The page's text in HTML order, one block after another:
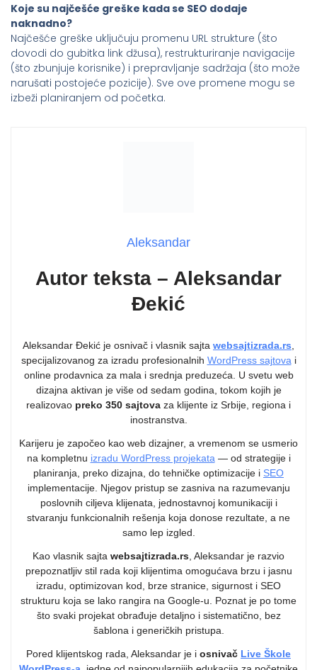
Koje su najčešće greške kada se SEO dodaje
naknadno?
Najčešće greške uključuju promenu URL strukture (što
dovodi do gubitka link džusa), restrukturiranje navigacije
(što zbunjuje korisnike) i prepravljanje sadržaja (što može
narušati postojeće pozicije). Sve ove promene mogu se
izbeži planiranjem od početka.
Autor teksta – Aleksandar
Đekić
online prodavnica za mala i srednja preduzeća. U svetu web
dizajna aktivan je više od sedam godina, tokom kojih je
realizovaopreko 350 sajtovaza klijente iz Srbije, regiona i
inostranstva.
Karijeru je započeo kao web dizajner, a vremenom se usmerio
planiranja, preko dizajna, do tehničke optimizacije iSEO
implementacije. Njegov pristup se zasniva na razumevanju
poslovnih ciljeva klijenata, jednostavnoj komunikaciji i
stvaranju funkcionalnih rešenja koja donose rezultate, a ne
samo lep izgled.
websajtizrada.rs, Aleksandar je razvio
izradu, optimizovan kod, brze stranice, sigurnost i SEO
strukturu koja se lako rangira na Google-u. Poznat je po tome
što svaki projekat obrađuje detaljno i sistematično, bez
šablona i generičkih pristupa.
Pored klijentskog rada, Aleksandar je iosnivač
i preduzetnike koji žele da nauče da samostalno prave